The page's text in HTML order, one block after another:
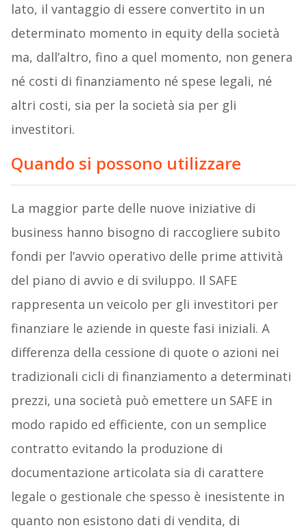
lato, il vantaggio di essere convertito in un
determinato momento in equity della società
ma, dall’altro, fino a quel momento, non genera
né costi di finanziamento né spese legali, né
altri costi, sia per la società sia per gli
investitori.
Quando si possono utilizzare
La maggior parte delle nuove iniziative di
business hanno bisogno di raccogliere subito
fondi per l’avvio operativo delle prime attività
del piano di avvio e di sviluppo. Il SAFE
rappresenta un veicolo per gli investitori per
finanziare le aziende in queste fasi iniziali. A
differenza della cessione di quote o azioni nei
tradizionali cicli di finanziamento a determinati
prezzi, una società può emettere un SAFE in
modo rapido ed efficiente, con un semplice
contratto evitando la produzione di
documentazione articolata sia di carattere
legale o gestionale che spesso è inesistente in
quanto non esistono dati di vendita, di